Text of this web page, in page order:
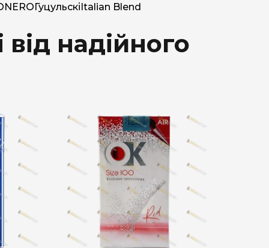
NEROГуцульскіItalian Blend
надійного